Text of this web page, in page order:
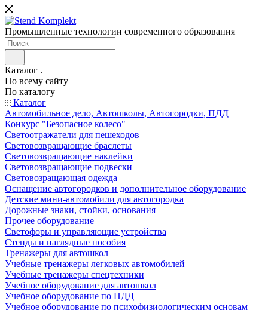
Промышленные технологии современного образования
Каталог
По всему сайту
По каталогу
Каталог
Автомобильное дело, Автошколы, Автогородки, ПДД
Конкурс "Безопасное колесо"
Светоотражатели для пешеходов
Световозвращающие браслеты
Световозвращающие наклейки
Световозвращающие подвески
Световозращающая одежда
Оснащение автогородков и дополнительное оборудование
Детские мини-автомобили для автогородка
Дорожные знаки, стойки, основания
Прочее оборудование
Светофоры и управляющие устройства
Стенды и наглядные пособия
Тренажеры для автошкол
Учебные тренажеры легковых автомобилей
Учебные тренажеры спецтехники
Учебное оборудование для автошкол
Учебное оборудование по ПДД
Учебное оборудование по психофизиологическим основам